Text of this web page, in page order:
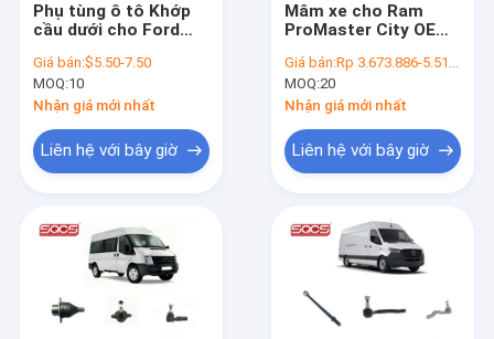
Phụ tùng ô tô Khớp
cầu dưới cho Ford
3395 Ca 4381927
4616978 4386870
4173761 4630551
Giá bán:$5.50-7.50
MOQ:10
Nhận giá mới nhất
Liên hệ với bây giờ
Mâm xe cho Ram
ProMaster City OE
thế Mâm xe vừa vặn
chính xác
Giá bán:Rp 3.673.886-5.510.829
MOQ:20
Nhận giá mới nhất
Liên hệ với bây giờ